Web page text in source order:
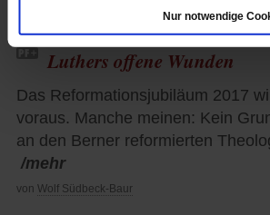
Nur notwendige
Luthers offene Wunden
Das Reformationsjubiläum 2017
voraus. Manche meinen: Kein
an den Berner reformierten
/mehr
von Wolf Südbeck-Baur